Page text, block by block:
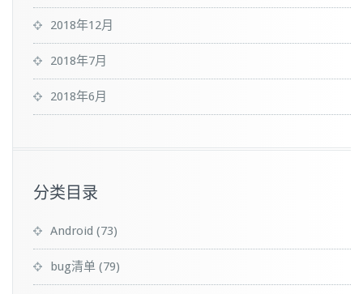
2018年12月
2018年7月
2018年6月
分类目录
Android (73)
bug清单 (79)